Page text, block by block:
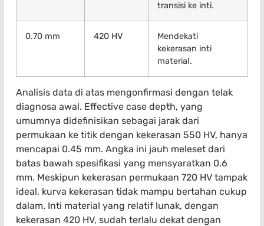
transisi ke inti.
0.70 mm 420 HV
Mendekati
kekerasan inti
material.
Analisis data di atas mengonfirmasi dengan telak
diagnosa awal. Effective case depth, yang
umumnya didefinisikan sebagai jarak dari
permukaan ke titik dengan kekerasan 550 HV, hanya
mencapai 0.45 mm. Angka ini jauh meleset dari
batas bawah spesifikasi yang mensyaratkan 0.6
mm. Meskipun kekerasan permukaan 720 HV tampak
ideal, kurva kekerasan tidak mampu bertahan cukup
dalam. Inti material yang relatif lunak, dengan
kekerasan 420 HV, sudah terlalu dekat dengan